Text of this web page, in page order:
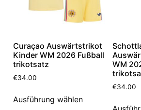
Curaçao Auswärtstrikot
Kinder WM 2026 Fußball
trikotsatz
€34.00
Ausführung wählen
WM
€34.00